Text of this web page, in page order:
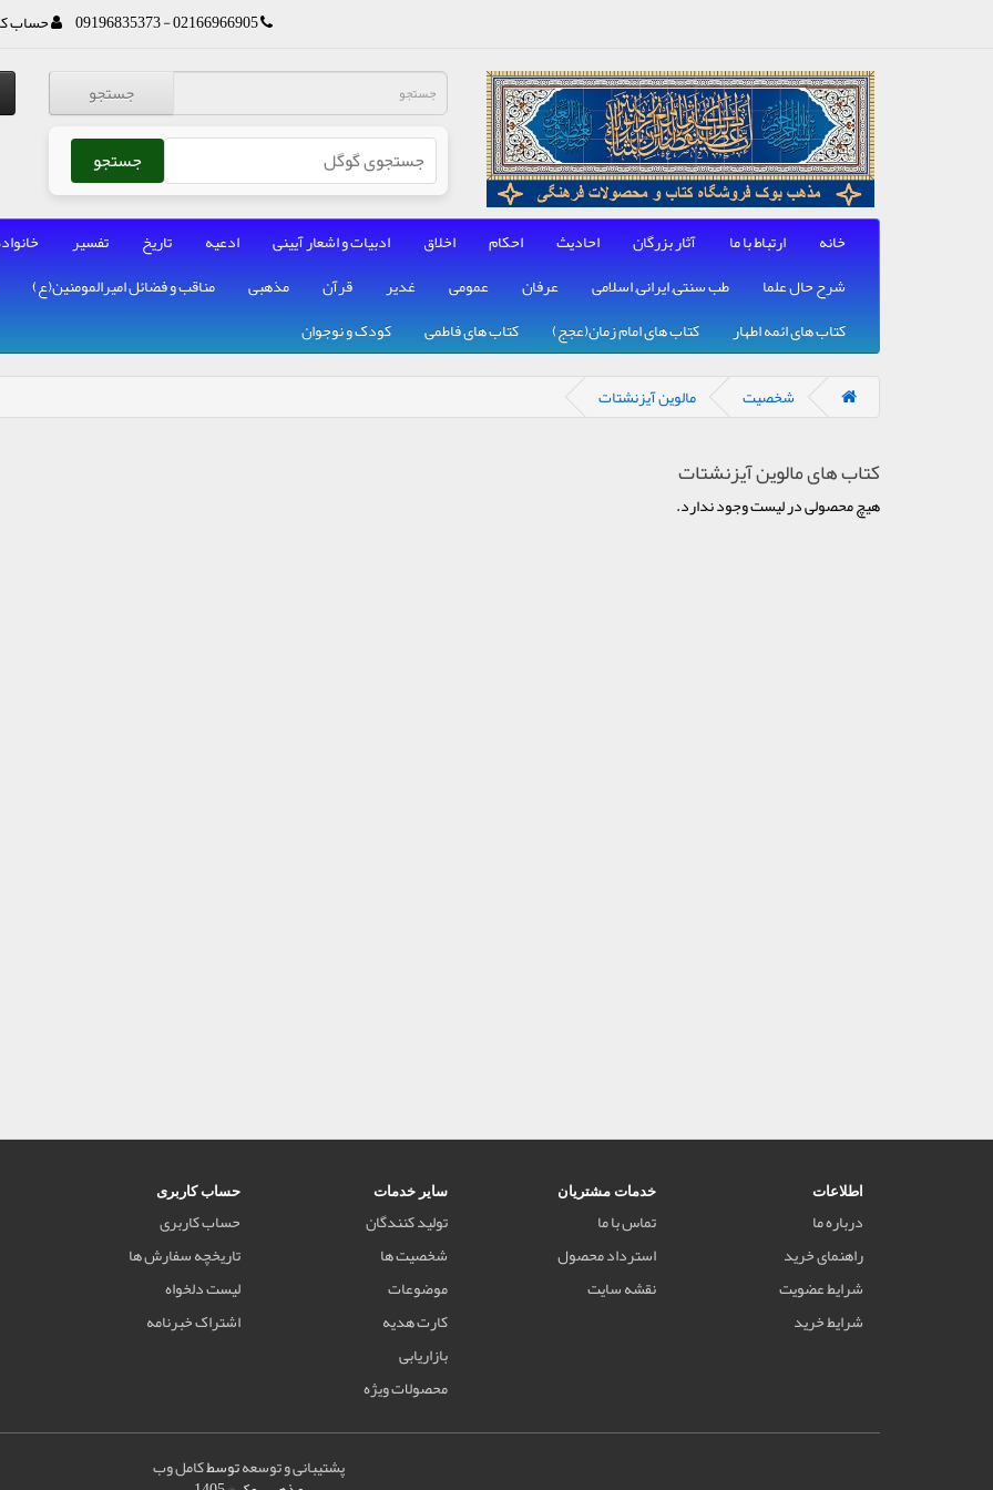
02166966905 - 09196835373 حساب
جستجو
جستجو
خانه ارتباط با ما آثار بزرگان احادیث احکام اخلاق ادبیات و اشعار آیینی ادعیه تاریخ تفسیر
شرح حال علما
طب سنتی, ایرانی, اسلامی عرفان عمومی غدیر قرآن مذهبی مناقب و فضائل امیرالمومنین(ع)
کتاب های ائمه اطهار
کتاب های امام زمان(عجج) کتاب های فاطمی کودک و نوجوان
شخصیت مالوین آیزنشتات
کتاب های مالوین آیزنشتات
هیچ محصولی در لیست وجود ندارد.
اطلاعات
درباره ما
راهنمای خرید
شرایط عضویت
شرایط خرید
خدمات مشتریان
تماس با ما
استرداد محصول
نقشه سایت
سایر خدمات
تولید کنندگان
شخصیت ها
موضوعات
کارت هدیه
بازاریابی
محصولات ویژه
حساب کاربری
حساب کاربری
تاریخچه سفارش ها
لیست دلخواه
اشتراک خبرنامه
پشتیبانی و توسعهتوسطکامل وب